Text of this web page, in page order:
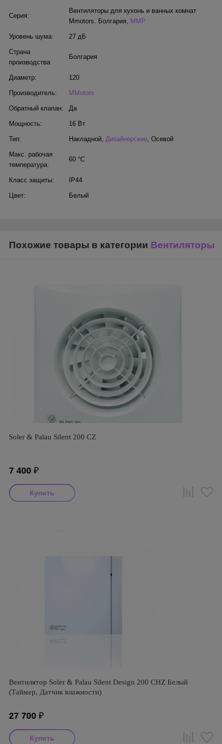
Серия:
Вентиляторы для кухонь и ванных комнат
Mmotors. Болгария, MMP
Уровень шума: 27 дБ
Страна
производства:
Болгария
Диаметр: 120
Производитель: MMotors
Обратный клапан: Да
Мощность: 16 Вт
Тип: Накладной, Дизайнерские, Осевой
Макс. рабочая
температура:
60 °С
Класс защиты: IP44
Цвет: Белый
Похожие товары в категории Вентиляторы
Soler & Palau Silent 200 CZ
7 400 ₽
Вентилятор Soler & Palau Silent Design 200 CHZ Белый
(Таймер, Датчик влажности)
27 700 ₽